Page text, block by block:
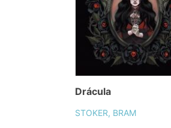
Drácula
STOKER, BRAM